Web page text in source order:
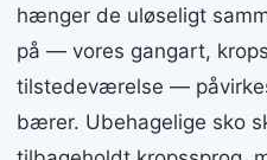
hænger de uløseligt
på — vores gangart,
tilstedeværelse —
bærer. Ubehagelige sko